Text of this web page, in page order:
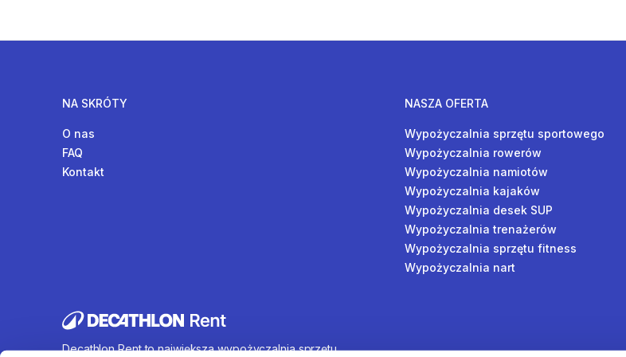
NA SKRÓTY
O nas
FAQ
Kontakt
NASZA OFERTA
Wypożyczalnia sprzętu sportowego
Wypożyczalnia rowerów
Wypożyczalnia namiotów
Wypożyczalnia kajaków
Wypożyczalnia desek SUP
Wypożyczalnia trenażerów
Wypożyczalnia sprzętu fitness
Wypożyczalnia nart
Decathlon Rent to największa wypożyczalnia sprzętu